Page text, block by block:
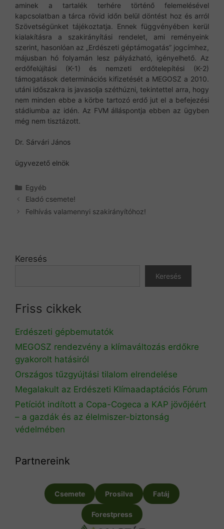
aminek a tartalék terhére történő felemelésével
kapcsolatban a tárca rövid időn belül döntést hoz és arról
Szövetségünket tájékoztatja. Ennek függvényében kerül
kialakításra a szakirányítási rendelet, ami reményeink
szerint, hasonlóan az „Erdészeti géptámogatás” jogcímhez,
májusban hó folyamán lesz pályázható, igényelhető. Az
erdőfelújítási (K-1) és nemzeti erdőtelepítési (K-2)
támogatások determinációs kifizetését a MEGOSZ a 2010.
utáni időszakra is javasolja széthúzni, tekintettel arra, hogy
nem minden ebbe a körbe tartozó erdő jut el a befejezési
stádiumba az idén. Az FVM álláspontja ebben az ügyben
még nem tisztázott.
Dr. Sárvári János
ügyvezető elnök
Kategória
Egyéb
Eladó csemete!
Felhívás valamennyi szakirányítóhoz!
Keresés
Keresés
Friss cikkek
Erdészeti gépbemutatók
MEGOSZ rendezvény a klímaváltozás erdőkre
gyakorolt hatásiról
Országos tűzgyújtási tilalom elrendelése
Megalakult az Erdészeti Klímaadaptációs Fórum
Petíciót indított a Copa-Cogeca a KAP jövőjéért
– a gazdák és az élelmiszer-biztonság
védelmében
Partnereink
Csemete Prosilva Fatáj
Forestpress